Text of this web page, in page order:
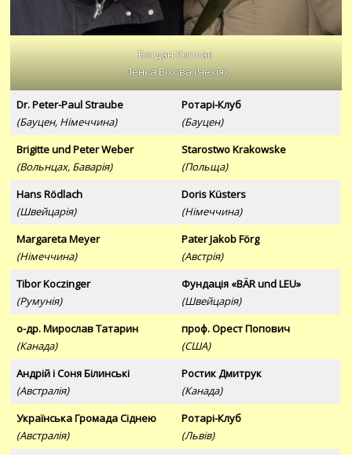
Богдан Копчак
Ленка Віхова (Чехія)
Dr. Peter-Paul Straube
(Бауцен, Німеччина)
Ротарі-Клуб
(Бауцен)
Brigitte und Peter Weber
(Вольнцах, Баварія)
Starostwo Krakowske
(Польща)
Hans Rödlach
(Швейцарія)
Doris Küsters
(Німеччина)
Margareta Meyer
(Німеччина)
Pater Jakob Förg
(Австрія)
Tibor Koczinger
(Румунія)
Фундація «BÄR und LEU»
(Швейцарія)
о-др. Мирослав Татарин
(Канада)
проф. Орест Попович
(США)
Андрій і Соня Білинські
(Австралія)
Ростик Дмитрук
(Канада)
Українська Громада Сіднею
(Австралія)
Ротарі-Клуб
(Львів)